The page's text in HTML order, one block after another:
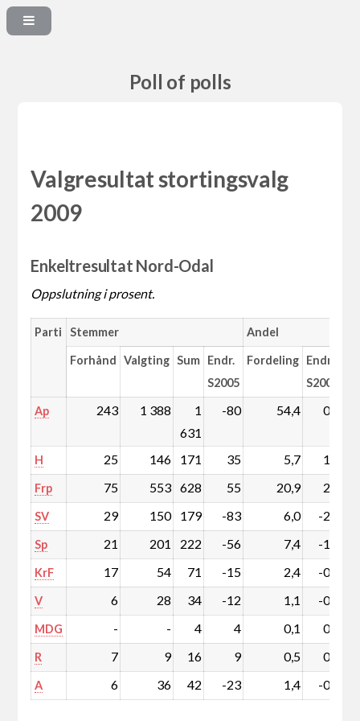
Poll of polls
Valgresultat stortingsvalg
2009
Enkeltresultat Nord-Odal
Oppslutning i prosent.
Parti Stemmer Andel
Forhånd Valgting Sum Endr.
S2005
Fordeling Endr.
S2005
Ap 243 1 388
1
631
-80 54,4 0,3
H 25 146 171 35 5,7 1,4
Frp 75 553 628 55 20,9 2,8
SV 29 150 179 -83 6,0 -2,3
Sp 21 201 222 -56 7,4 -1,4
KrF 17 54 71 -15 2,4 -0,3
V 6 28 34 -12 1,1 -0,3
MDG - - 4 4 0,1 0,1
R 7 9 16 9 0,5 0,3
A 6 36 42 -23 1,4 -0,7